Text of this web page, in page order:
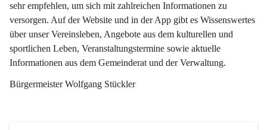
sehr empfehlen, um sich mit zahlreichen Informationen zu
versorgen. Auf der Website und in der App gibt es Wissenswertes
über unser Vereinsleben, Angebote aus dem kulturellen und
sportlichen Leben, Veranstaltungstermine sowie aktuelle
Informationen aus dem Gemeinderat und der Verwaltung.
Bürgermeister Wolfgang Stückler